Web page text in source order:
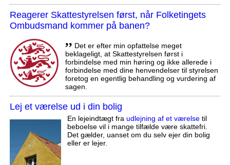
Reagerer Skattestyrelsen først, når Folketingets
Ombudsmand kommer på banen?
,, Det er efter min opfattelse meget
beklageligt, at Skattestyrelsen først i
forbindelse med min høring og ikke allerede i
forbindelse med dine henvendelser til styrelsen
foretog en egentlig behandling og vurdering af
sagen.
Lej et værelse ud i din bolig
En lejeindtægt fra udlejning af et værelsetil
beboelse vil i mange tilfælde være skattefri.
Det gælder, uanset om du selv ejer din bolig
eller er lejer.